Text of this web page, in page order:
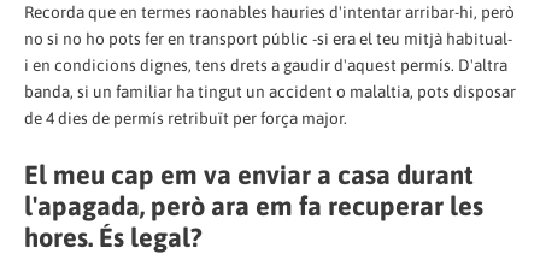
Recorda que en termes raonables hauries d'intentar arribar-hi, però
no si no ho pots fer en transport públic -si era el teu mitjà habitual-
i en condicions dignes, tens drets a gaudir d'aquest permís. D'altra
banda, si un familiar ha tingut un accident o malaltia, pots disposar
de 4 dies de permís retribuït per força major.
El meu cap em va enviar a casa durant
l'apagada, però ara em fa recuperar les
hores. És legal?